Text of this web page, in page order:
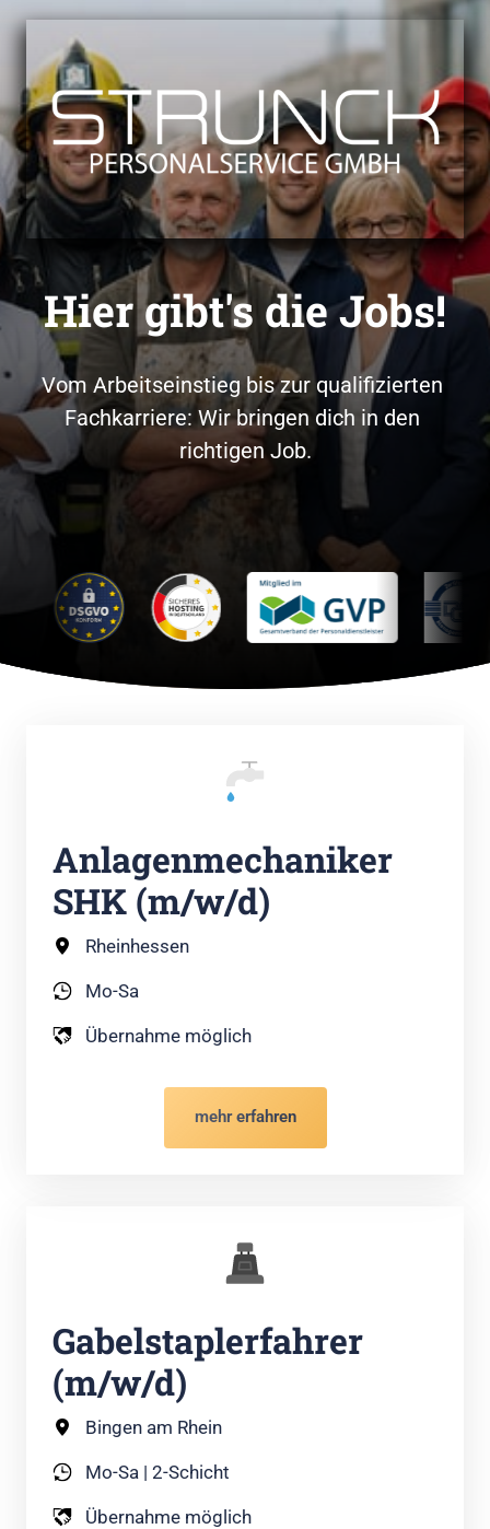
Hier gibt's die Jobs!
Vom Arbeitseinstieg bis zur qualifizierten
Fachkarriere: Wir bringen dich in den
richtigen Job.
Anlagenmechaniker
SHK (m/w/d)
Rheinhessen
Mo-Sa
Übernahme möglich
mehr erfahren
Gabelstaplerfahrer
(m/w/d)
Bingen am Rhein
Mo-Sa | 2-Schicht
Übernahme möglich